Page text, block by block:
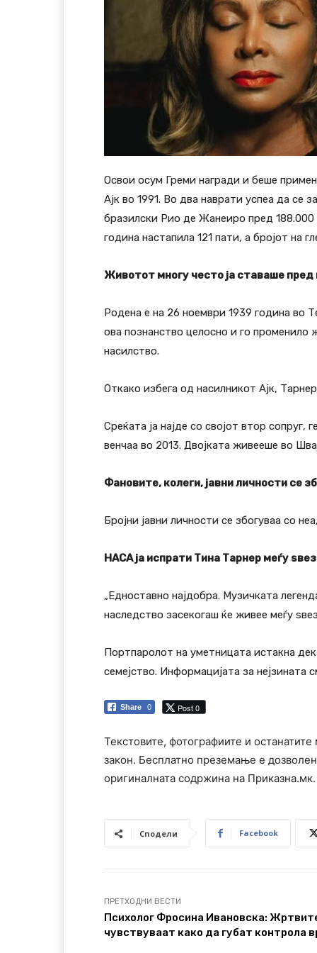
Освои осум Греми награди и беше
Ајк во 1991. Во два наврати успеа да се
бразилски Рио де Жанеиро пред 188.000
година настапила 121 пати, а бројот на
Животот многу често ја ставаше пред
Родена е на 26 ноември 1939 година во
ова познанство целосно и го променило
насилство.
Откако избега од насилникот Ајк,
Среќата ја најде со својот втор
венчаа во 2013. Двојката живееше во
Фановите, колеги, јавни личности се
Бројни јавни личности се збогуваа со
НАСА ја испрати Тина Тарнер меѓу
„Едноставно најдобра. Музичката
наследство засекогаш ќе живее меѓу
Портпаролот на уметницата истакна
семејство. Информацијата за нејзината
Share 0 Post 0
Текстовите, фотографиите и
закон. Бесплатно преземање е
оригиналната содржина на Приказна.мк.
Сподели Facebook
ПРЕТХОДНИ ВЕСТИ
Психолог Фросина Ивановска:
чувствуваат како да губат контрола